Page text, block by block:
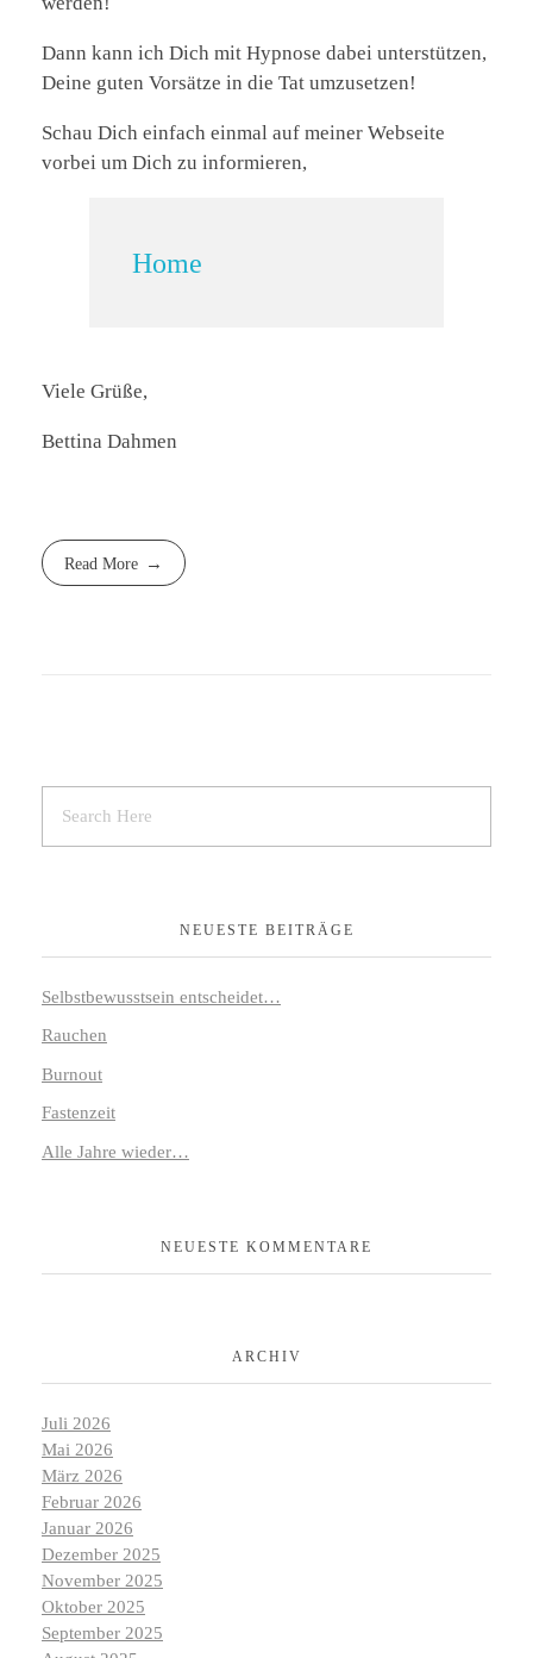
Dann kann ich Dich mit Hypnose dabei unterstützen,
Deine guten Vorsätze in die Tat umzusetzen!
Schau Dich einfach einmal auf meiner Webseite
vorbei um Dich zu informieren,
Home
Viele Grüße,
Bettina Dahmen
Read More
NEUESTE BEITRÄGE
Selbstbewusstsein entscheidet…
Rauchen
Burnout
Fastenzeit
Alle Jahre wieder…
NEUESTE KOMMENTARE
ARCHIV
Juli 2026
Mai 2026
März 2026
Februar 2026
Januar 2026
Dezember 2025
November 2025
Oktober 2025
September 2025